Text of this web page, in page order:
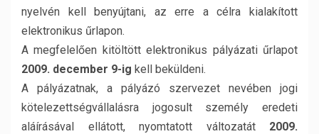
nyelvén kell benyújtani, az erre a célra kialakított
elektronikus űrlapon.
A megfelelően kitöltött elektronikus pályázati űrlapot
2009. december 9-ig kell beküldeni.
A pályázatnak, a pályázó szervezet nevében jogi
kötelezettségvállalásra jogosult személy eredeti
aláírásával ellátott, nyomtatott változatát 2009.